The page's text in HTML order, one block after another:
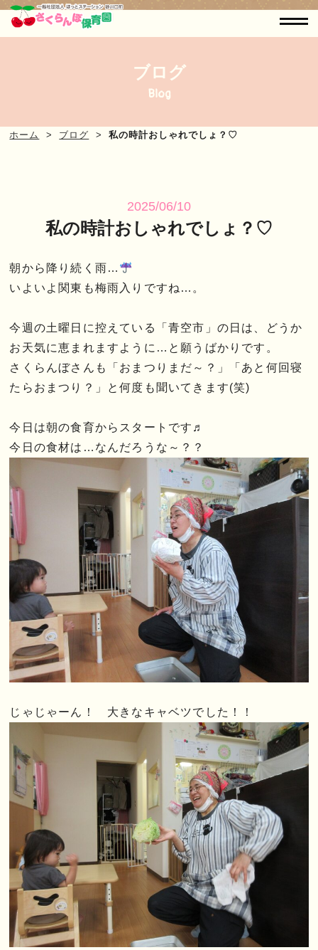
ブログ
Blog
ホーム ブログ 私の時計おしゃれでしょ？♡
2025/06/10
私の時計おしゃれでしょ？♡
朝から降り続く雨…
いよいよ関東も梅雨入りですね…。
今週の土曜日に控えている「青空市」の日は、どうか
お天気に恵まれますように…と願うばかりです。
さくらんぼさんも「おまつりまだ～？」「あと何回寝
たらおまつり？」と何度も聞いてきます(笑)
今日は朝の食育からスタートです♬
今日の食材は…なんだろうな～？？
じゃじゃーん！ 大きなキャベツでした！！